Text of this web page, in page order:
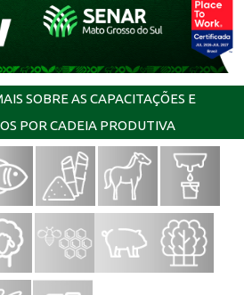
SOBRE AS CAPACITAÇÕES E
POR CADEIA PRODUTIVA